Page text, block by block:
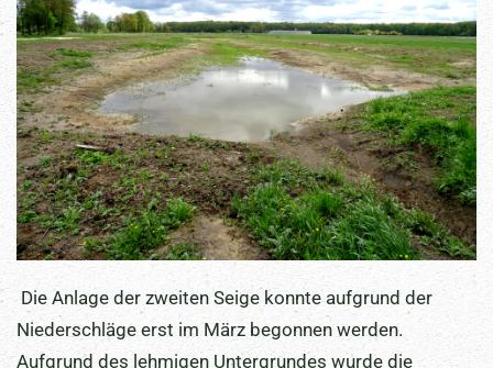
Die Anlage der zweiten Seige konnte aufgrund der
Niederschläge erst im März begonnen werden.
Aufgrund des lehmigen Untergrundes wurde die